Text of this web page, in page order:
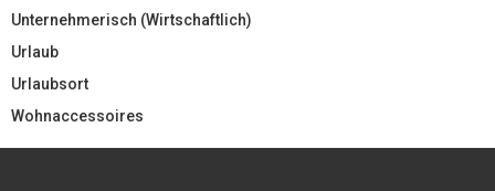
Unternehmerisch (Wirtschaftlich)
Urlaub
Urlaubsort
Wohnaccessoires